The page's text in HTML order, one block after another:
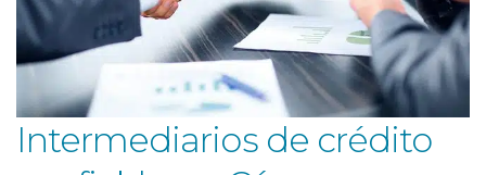
Intermediarios de crédito